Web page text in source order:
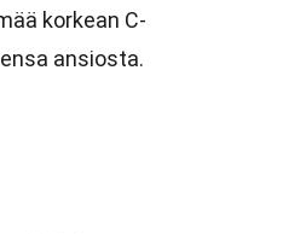
korkean C-
ansiosta.